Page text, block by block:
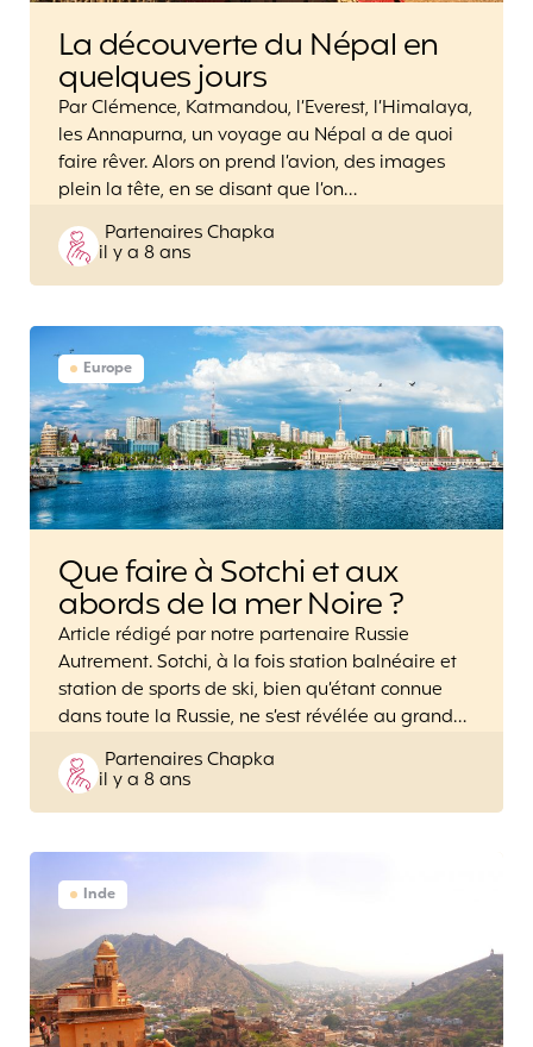
La découverte du Népal en
quelques jours
Par Clémence, Katmandou, l’Everest, l’Himalaya,
les Annapurna, un voyage au Népal a de quoi
faire rêver. Alors on prend l’avion, des images
plein la tête, en se disant que l’on…
Posted
by
Partenaires Chapka
il y a 8 ans
Europe
Que faire à Sotchi et aux
abords de la mer Noire ?
Article rédigé par notre partenaire Russie
Autrement. Sotchi, à la fois station balnéaire et
station de sports de ski, bien qu’étant connue
dans toute la Russie, ne s’est révélée au grand…
Posted
by
Partenaires Chapka
il y a 8 ans
Inde